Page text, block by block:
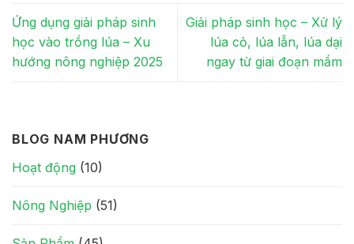
BLOG NAM PHƯƠNG
Hoạt động (10)
Nông Nghiệp (51)
Ứng dụng giải pháp sinh
học vào trồng lúa – Xu
hướng nông nghiệp 2025
Giải pháp sinh học – Xử lý
lúa cỏ, lúa lẫn, lúa dại
ngay từ giai đoạn mầm